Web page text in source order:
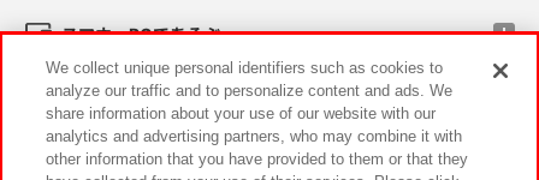
スマホ・PCであそぶ
イベント・キャンペーン
We collect unique personal identifiers such as cookies to
analyze our traffic and to personalize content and ads. We
share information about your use of our website with our
analytics and advertising partners, who may combine it with
other information that you have provided to them or that they